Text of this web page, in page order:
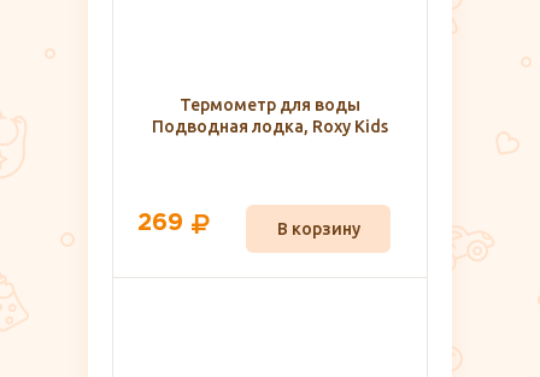
Термометр для воды
Подводная лодка, Roxy Kids
269 В корзину